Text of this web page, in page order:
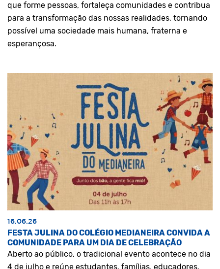
que forme pessoas, fortaleça comunidades e contribua
para a transformação das nossas realidades, tornando
possível uma sociedade mais humana, fraterna e
esperançosa.
16.06.26
FESTA JULINA DO COLÉGIO MEDIANEIRA CONVIDA A
COMUNIDADE PARA UM DIA DE CELEBRAÇÃO
Aberto ao público, o tradicional evento acontece no dia
4 de julho e reúne estudantes, famílias, educadores,